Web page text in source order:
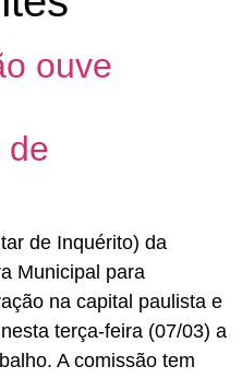
ouve
de
de Inquérito) da
Municipal para
na capital paulista e
terça-feira (07/03) a
A comissão tem